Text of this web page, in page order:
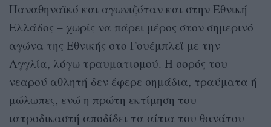
Παναθηναϊκό και αγωνιζόταν και στην Εθνική
Ελλάδος – χωρίς να πάρει μέρος στον σημερινό
αγώνα της Εθνικής στο Γουέμπλεϊ με την
Αγγλία, λόγω τραυματισμού. Η σορός του
νεαρού αθλητή δεν έφερε σημάδια, τραύματα ή
μώλωπες, ενώ η πρώτη εκτίμηση του
ιατροδικαστή αποδίδει τα αίτια του θανάτου